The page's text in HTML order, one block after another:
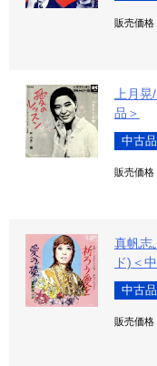
販売価格
上月
品＞
中古品
販売価格
真帆志
ド)＜
中古品
販売価格